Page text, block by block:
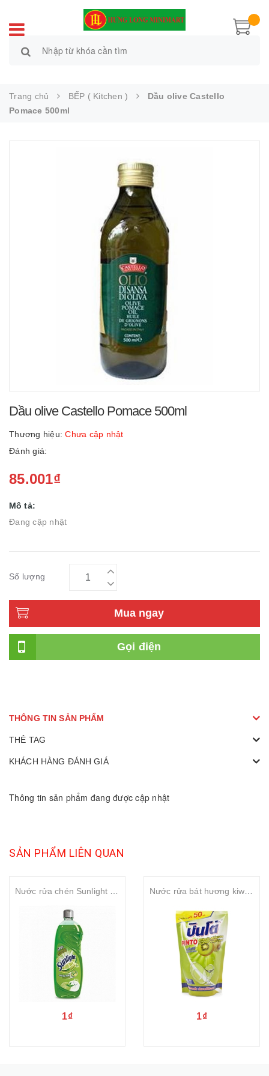
Trang chủ BẾP ( Kitchen )
Dầu olive Castello
Pomace 500ml
Dầu olive Castello Pomace 500ml
Thương hiệu: Chưa cập nhật
Đánh giá:
85.001₫
Mô tả:
Đang cập nhật
Số lượng
Mua ngay
Gọi điện
THÔNG TIN SẢN PHẨM
THẺ TAG
KHÁCH HÀNG ĐÁNH GIÁ
Thông tin sản phẩm đang được cập nhật
SẢN PHẨM LIÊN QUAN
1₫ 1₫